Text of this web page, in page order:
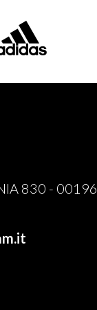
830 - 00196